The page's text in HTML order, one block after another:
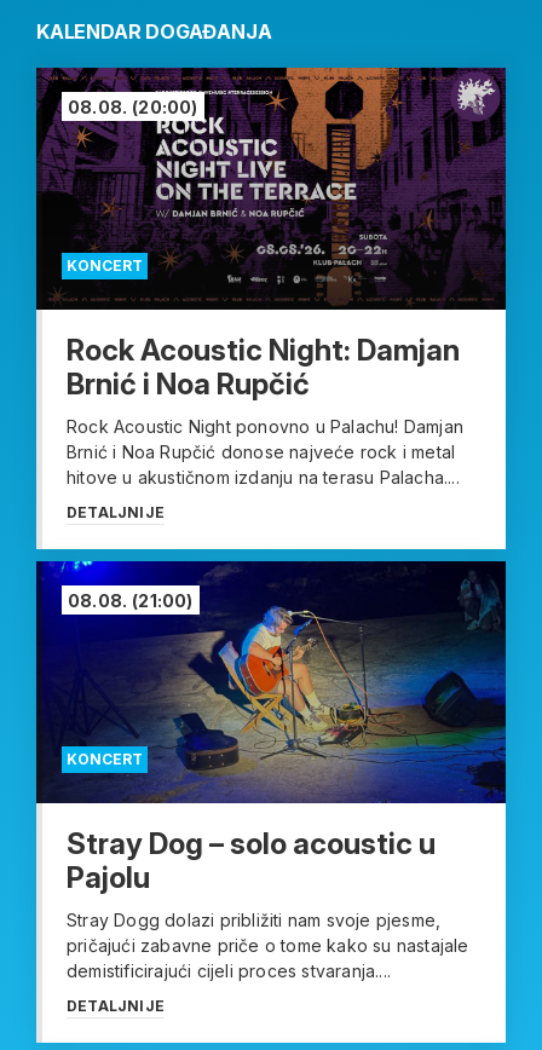
KALENDAR DOGAĐANJA
KONCERT
08.08. (20:00)
Rock Acoustic Night: Damjan
Brnić i Noa Rupčić
Rock Acoustic Night ponovno u Palachu! Damjan
Brnić i Noa Rupčić donose najveće rock i metal
hitove u akustičnom izdanju na terasu Palacha....
DETALJNIJE
KONCERT
08.08. (21:00)
Stray Dog – solo acoustic u
Pajolu
Stray Dogg dolazi približiti nam svoje pjesme,
pričajući zabavne priče o tome kako su nastajale
demistificirajući cijeli proces stvaranja....
DETALJNIJE